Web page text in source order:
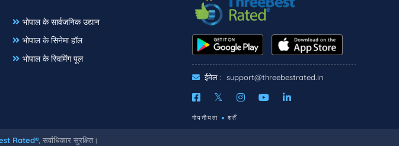
भोपाल के सार्वजनिक उद्यान
भोपाल के सिनेमा हॉल
भोपाल के स्विमिंग पूल
ईमेल : support@threebestrated.in
गोपनीयता शर्तें
Rated®, सर्वाधिकार सुरक्षित।